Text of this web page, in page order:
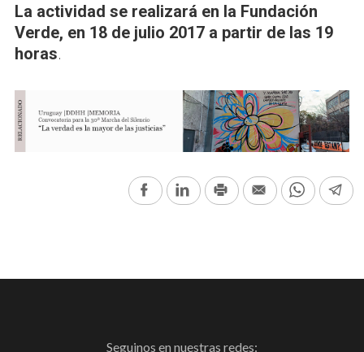
La actividad se realizará en la Fundación
Verde, en 18 de julio 2017 a partir de las 19
horas.
FacebookLinkedInPrint Email
Seguinos en nuestras redes: